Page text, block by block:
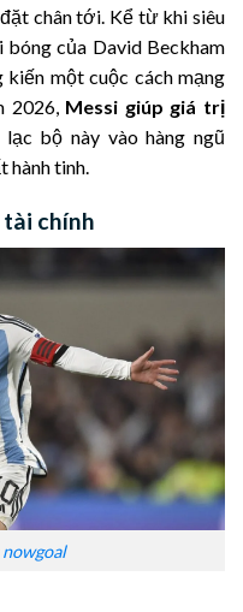
chân tới. Kể từ khi siêu
của David Beckham
một cuộc cách mạng
2026, Messi giúp giá trị
lạc bộ này vào hàng ngũ
hành tinh.
chính
nowgoal